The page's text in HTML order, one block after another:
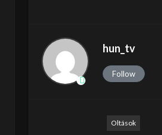
hun_tv
Follow
Oltások